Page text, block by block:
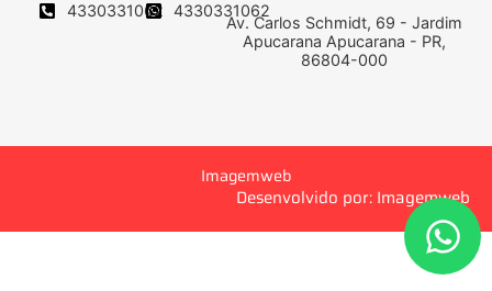
4330331062 4330331062
Av. Carlos Schmidt, 69 - Jardim
Apucarana Apucarana - PR,
86804-000
Imagemweb
Desenvolvido por: Imagemweb